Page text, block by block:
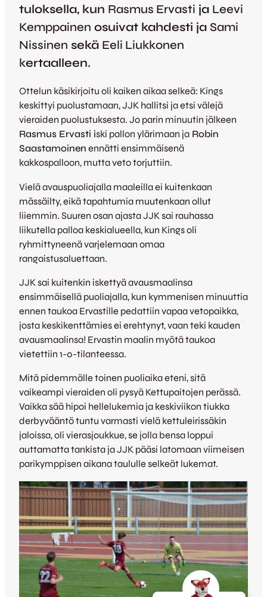
tuloksella, kun Rasmus Ervasti ja Leevi
Kemppainen osuivat kahdesti ja Sami
Nissinen sekä Eeli Liukkonen
kertaalleen.
Ottelun käsikirjoitu oli kaiken aikaa selkeä: Kings
keskittyi puolustamaan, JJK hallitsi ja etsi välejä
vieraiden puolustuksesta. Jo parin minuutin jälkeen
Rasmus Ervasti iski pallon ylärimaan ja Robin
Saastamoinen ennätti ensimmäisenä
kakkospalloon, mutta veto torjuttiin.
Vielä avauspuoliajalla maaleilla ei kuitenkaan
mässäilty, eikä tapahtumia muutenkaan ollut
liiemmin. Suuren osan ajasta JJK sai rauhassa
liikutella palloa keskialueella, kun Kings oli
ryhmittyneenä varjelemaan omaa
rangaistusaluettaan.
JJK sai kuitenkin iskettyä avausmaalinsa
ensimmäisellä puoliajalla, kun kymmenisen minuuttia
ennen taukoa Ervastille pedattiin vapaa vetopaikka,
josta keskikenttämies ei erehtynyt, vaan teki kauden
avausmaalinsa! Ervastin maalin myötä taukoa
vietettiin 1-0-tilanteessa.
Mitä pidemmälle toinen puoliaika eteni, sitä
vaikeampi vieraiden oli pysyä Kettupaitojen perässä.
Vaikka sää hipoi hellelukemia ja keskiviikon tiukka
derbyvääntö tuntu varmasti vielä kettuleirissäkin
jaloissa, oli vierasjoukkue, se jolla bensa loppui
auttamatta tankista ja JJK pääsi latomaan viimeisen
parikymppisen aikana taululle selkeät lukemat.